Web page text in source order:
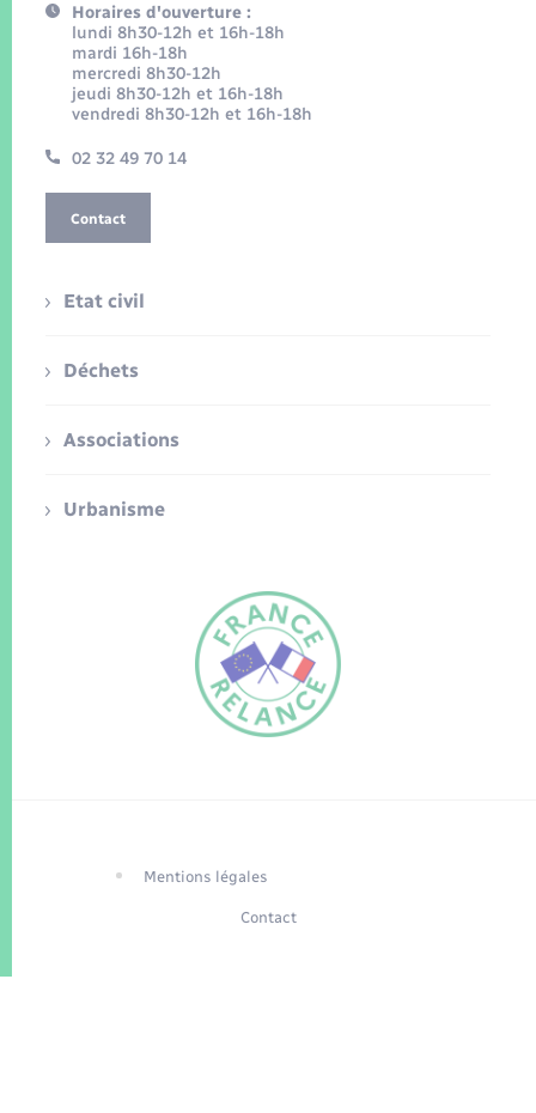
Horaires d'ouverture :
lundi 8h30-12h et 16h-18h
mardi 16h-18h
mercredi 8h30-12h
jeudi 8h30-12h et 16h-18h
vendredi 8h30-12h et 16h-18h
02 32 49 70 14
Contact
Etat civil
Déchets
Associations
Urbanisme
Mentions légales
Contact